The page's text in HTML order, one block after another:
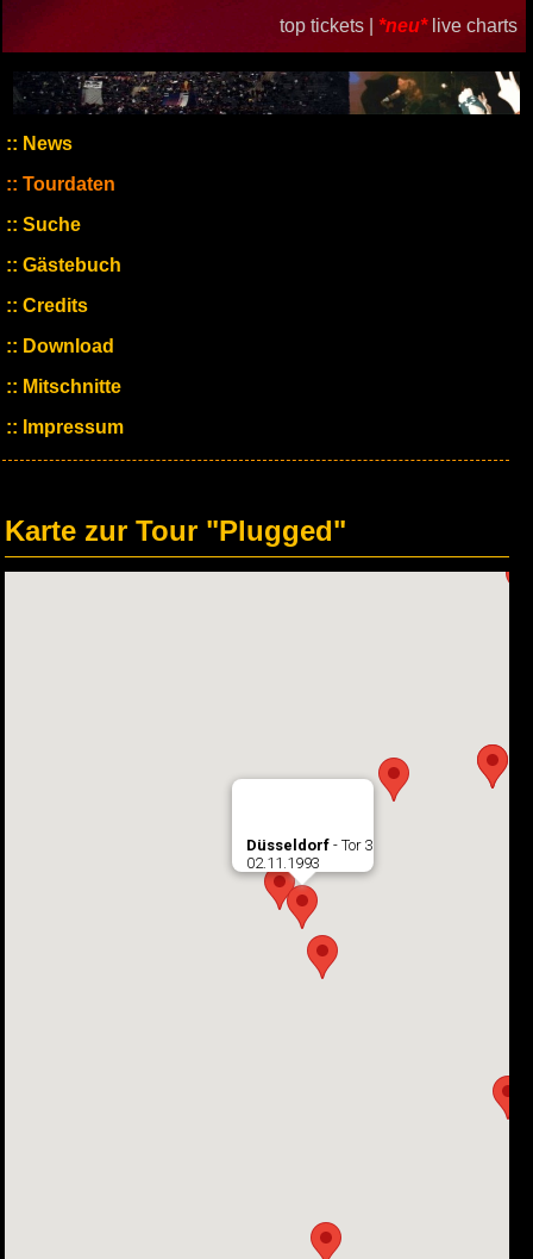
top tickets | *neu* live charts
News
Tourdaten
Suche
Gästebuch
Credits
Download
Mitschnitte
Impressum
Karte zur Tour "Plugged"
Düsseldorf- Tor 3
02.11.1993